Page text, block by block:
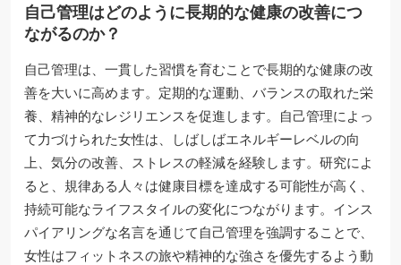
自己管理はどのように長期的な健康の改善につ
ながるのか？
自己管理は、一貫した習慣を育むことで長期的な健康の改
善を大いに高めます。定期的な運動、バランスの取れた栄
養、精神的なレジリエンスを促進します。自己管理によっ
て力づけられた女性は、しばしばエネルギーレベルの向
上、気分の改善、ストレスの軽減を経験します。研究によ
ると、規律ある人々は健康目標を達成する可能性が高く、
持続可能なライフスタイルの変化につながります。インス
パイアリングな名言を通じて自己管理を強調することで、
女性はフィットネスの旅や精神的な強さを優先するよう動